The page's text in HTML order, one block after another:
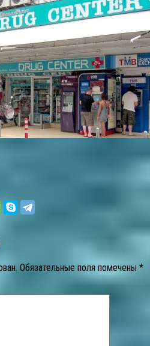
Обязательные поля помечены *